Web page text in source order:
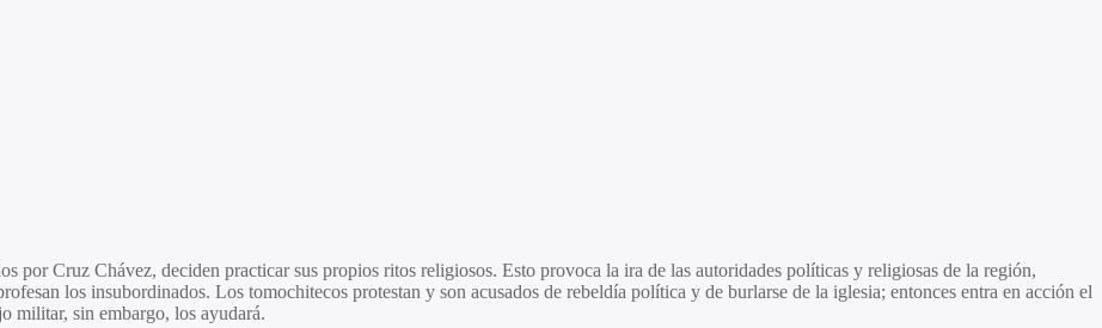
por Cruz Chávez, deciden practicar sus propios ritos religiosos. Esto provoca la ira de las autoridades políticas y religiosas de la región,
los insubordinados. Los tomochitecos protestan y son acusados de rebeldía política y de burlarse de la iglesia; entonces entra en acción el
militar, sin embargo, los ayudará.